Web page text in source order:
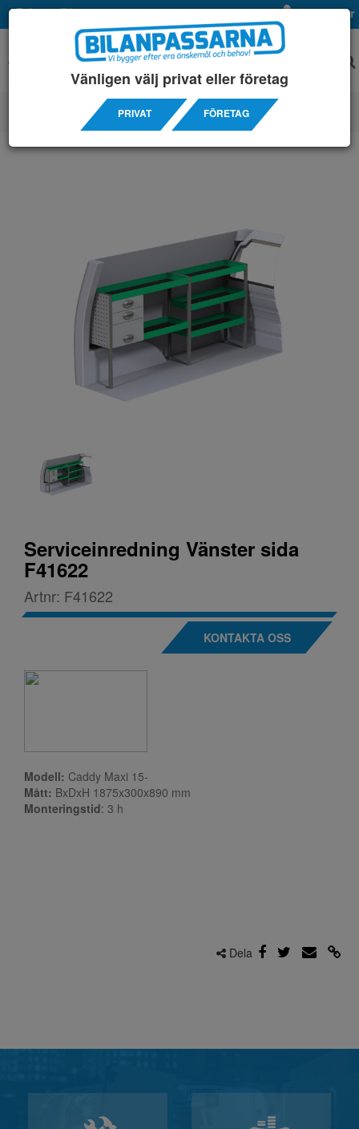
Privat Företag Mina sidor
SERVICEINREDNINGAR/ VOLKSWAGEN/ CADDY MAXI 15-
Serviceinredning Vänster sida
F41622
Artnr: F41622
KONTAKTA OSS
Modell: Caddy Maxi 15-
Mått: BxDxH 1875x300x890 mm
Monteringstid: 3 h
Dela
Vänligen välj privat eller företag
PRIVAT FÖRETAG